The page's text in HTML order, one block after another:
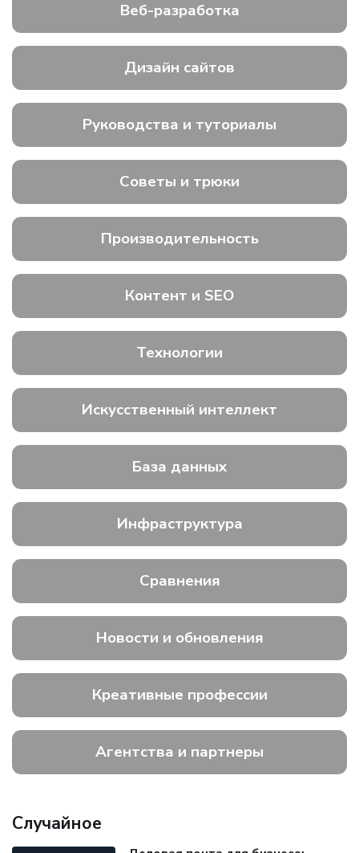
Веб-разработка
Дизайн сайтов
Руководства и туториалы
Советы и трюки
Производительность
Контент и SEO
Технологии
Искусственный интеллект
База данных
Инфраструктура
Сравнения
Новости и обновления
Креативные профессии
Агентства и партнеры
Случайное